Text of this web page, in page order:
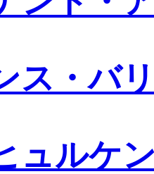
ス・バ
ュルケ